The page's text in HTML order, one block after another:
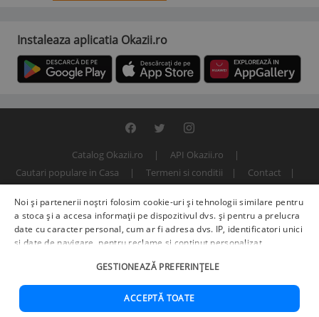
Instaleaza aplicatia Okazii.ro
Catalog Okazii.ro
API Okazii.ro
Cautari populare in Casa
Termeni si conditii
Contact
© 2000 - 2026 S.C. BITFACTOR S.R.L.
Noi și partenerii noștri folosim cookie-uri și tehnologii similare pentru
a stoca și a accesa informații pe dispozitivul dvs. și pentru a prelucra
date cu caracter personal, cum ar fi adresa dvs. IP, identificatori unici
și date de navigare, pentru reclame și conținut personalizat,
îmbunătățirea serviciilor.Furnizori terți (225)pot, de asemenea,
prelucra datele dvs. în aceste și alte scopuri, inclusiv folosind date
precise de geolocalizare și caracteristici ale dispozitivului. Opțiunile
dvs. se aplică doar acestui site web. Unii furnizori se pot baza pe
GESTIONEAZĂ PREFERINȚELE
ACCEPTĂ TOATE